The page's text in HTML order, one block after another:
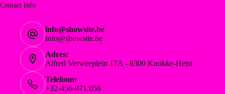
Contact Info
info@showsite.be
info@showsite.be
Adres:
Alfred Verweeplein 17A - 8300 Knokke-Heist
Telefoon:
+32-456-071.056